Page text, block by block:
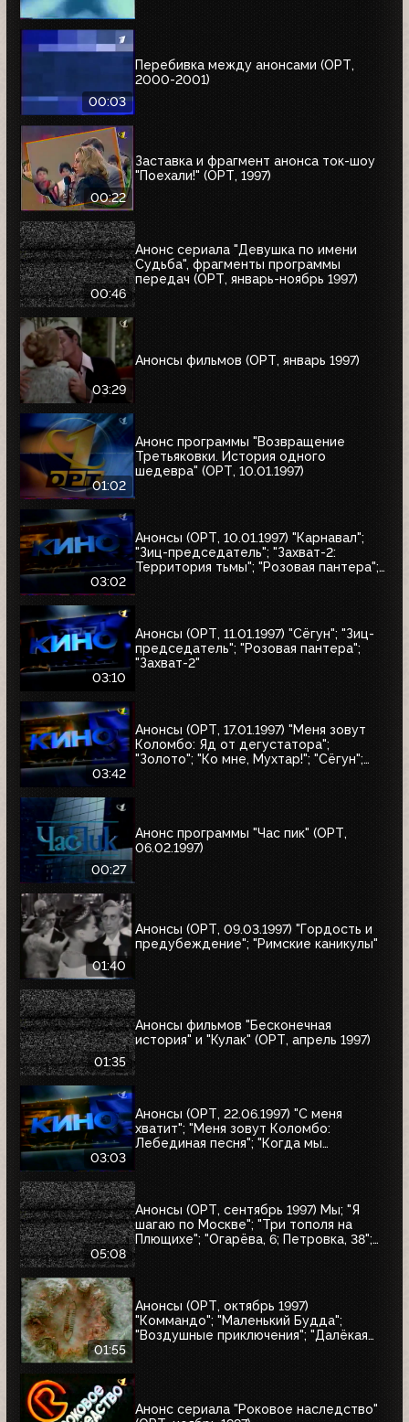
00:03
Перебивка между анонсами (ОРТ,
2000-2001)
00:22
Заставка и фрагмент анонса ток-шоу
"Поехали!" (ОРТ, 1997)
00:46
Анонс сериала "Девушка по имени
Судьба", фрагменты программы
передач (ОРТ, январь-ноябрь 1997)
03:29
Анонсы фильмов (ОРТ, январь 1997)
01:02
Анонс программы "Возвращение
Третьяковки. История одного
шедевра" (ОРТ, 10.01.1997)
03:02
Анонсы (ОРТ, 10.01.1997) "Карнавал";
"Зиц-председатель"; "Захват-2:
Территория тьмы"; "Розовая пантера";
03:10
Анонсы (ОРТ, 11.01.1997) "Сёгун"; "Зиц-
председатель"; "Розовая пантера";
"Захват-2"
03:42
Анонсы (ОРТ, 17.01.1997) "Меня зовут
Коломбо: Яд от дегустатора";
"Золото"; "Ко мне, Мухтар!"; "Сёгун";
00:27
Анонс программы "Час пик" (ОРТ,
06.02.1997)
01:40
Анонсы (ОРТ, 09.03.1997) "Гордость и
предубеждение"; "Римские каникулы"
01:35
Анонсы фильмов "Бесконечная
история" и "Кулак" (ОРТ, апрель 1997)
03:03
Анонсы (ОРТ, 22.06.1997) "С меня
хватит"; "Меня зовут Коломбо:
Лебединая песня"; "Когда мы
05:08
Анонсы (ОРТ, сентябрь 1997) Мы; "Я
шагаю по Москве"; "Три тополя на
Плющихе"; "Огарёва, 6; Петровка, 38";
01:55
Анонсы (ОРТ, октябрь 1997)
"Коммандо"; "Маленький Будда";
"Воздушные приключения"; "Далёкая
Анонс сериала "Роковое наследство"